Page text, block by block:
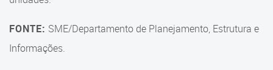
Gerência de Transporte
FONTE: SME/Departamento de Planejamento, Estrutura e
Informações.